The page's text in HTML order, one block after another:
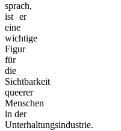
sprach,
ist er
eine
wichtige
Figur
für
die
Sichtbarkeit
queerer
Menschen
in der
Unterhaltungsindustrie.